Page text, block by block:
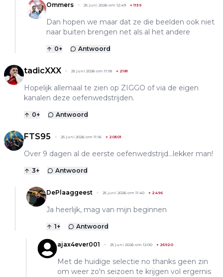
Ommers 25 juni 2026 om 12:49 +1139
Dan hopen we maar dat ze die beelden ook niet
naar buiten brengen net als al het andere
0+ Antwoord
tadicXXX 25 juni 2026 om 11:18 + 2181
Hopelijk allemaal te zien op ZIGGO of via de eigen
kanalen deze oefenwedstrijden.
0+ Antwoord
FTS95 25 juni 2026 om 11:16 + 20501
Over 9 dagen al de eerste oefenwedstrijd...lekker man!
3+ Antwoord
DePlaaggeest 25 juni 2026 om 11:40 + 2496
Ja heerlijk, mag van mijn beginnen
1+ Antwoord
ajax4ever001 25 juni 2026 om 12:00 + 25920
Met de huidige selectie no thanks geen zin
om weer zo'n seizoen te krijgen vol ergernis